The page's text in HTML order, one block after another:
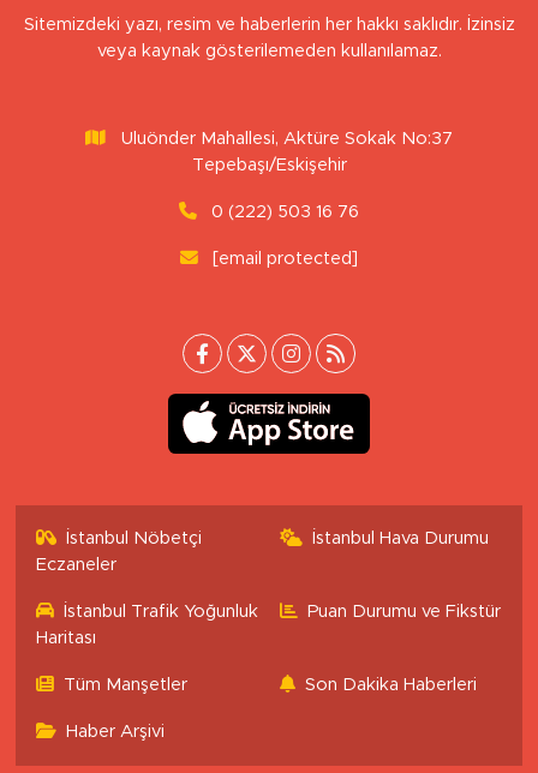
Sitemizdeki yazı, resim ve haberlerin her hakkı saklıdır. İzinsiz
veya kaynak gösterilemeden kullanılamaz.
Uluönder Mahallesi, Aktüre Sokak No:37
Tepebaşı/Eskişehir
0 (222) 503 16 76
[email protected]
İstanbul Nöbetçi
Eczaneler
İstanbul Hava Durumu
İstanbul Trafik Yoğunluk
Haritası
Puan Durumu ve Fikstür
Tüm Manşetler Son Dakika Haberleri
Haber Arşivi